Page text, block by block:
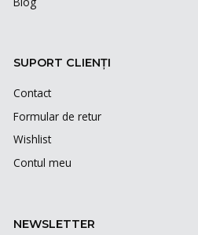
SUPORT CLIENȚI
Contact
Formular de retur
Wishlist
Contul meu
NEWSLETTER